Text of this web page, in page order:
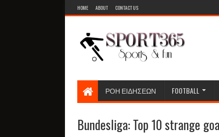
HOME ABOUT CONTACT US
ΡΟΗ ΕΙΔΗΣΕΩΝ FOOTBALL
Bundesliga: Top 10 strange